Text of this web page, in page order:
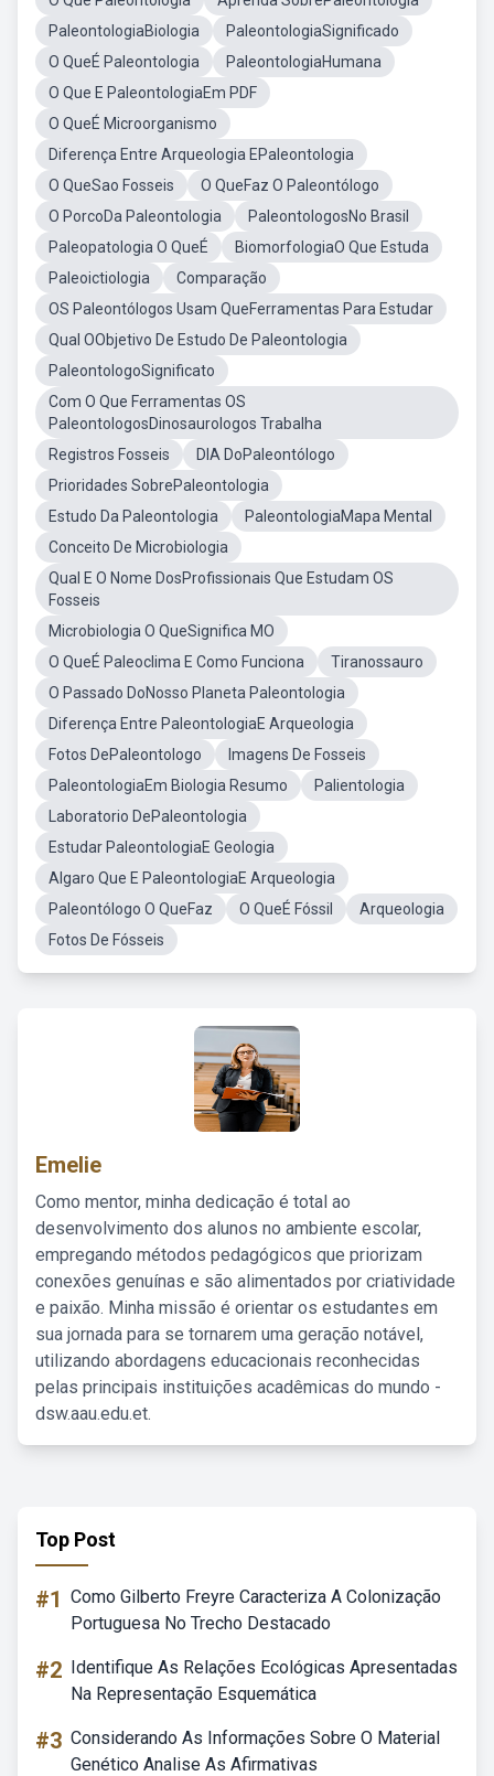
PaleontologiaBiologia
PaleontologiaSignificado
O QueÉ Paleontologia
PaleontologiaHumana
O Que E PaleontologiaEm PDF
O QueÉ Microorganismo
Diferença Entre Arqueologia EPaleontologia
O QueSao Fosseis
O QueFaz O Paleontólogo
O PorcoDa Paleontologia
PaleontologosNo Brasil
Paleopatologia O QueÉ
BiomorfologiaO Que Estuda
Paleoictiologia
Comparação
OS Paleontólogos Usam QueFerramentas Para Estudar
Qual OObjetivo De Estudo De Paleontologia
PaleontologoSignificato
Com O Que Ferramentas OS
PaleontologosDinosaurologos Trabalha
Registros Fosseis
DIA DoPaleontólogo
Prioridades SobrePaleontologia
Estudo Da Paleontologia
PaleontologiaMapa Mental
Conceito De Microbiologia
Qual E O Nome DosProfissionais Que Estudam OS
Fosseis
Microbiologia O QueSignifica MO
O QueÉ Paleoclima E Como Funciona
Tiranossauro
O Passado DoNosso Planeta Paleontologia
Diferença Entre PaleontologiaE Arqueologia
Fotos DePaleontologo
Imagens De Fosseis
PaleontologiaEm Biologia Resumo
Palientologia
Laboratorio DePaleontologia
Estudar PaleontologiaE Geologia
Algaro Que E PaleontologiaE Arqueologia
Paleontólogo O QueFaz
O QueÉ Fóssil
Arqueologia
Fotos De Fósseis
Emelie
Como mentor, minha dedicação é total ao
desenvolvimento dos alunos no ambiente escolar,
empregando métodos pedagógicos que priorizam
conexões genuínas e são alimentados por criatividade
e paixão. Minha missão é orientar os estudantes em
sua jornada para se tornarem uma geração notável,
utilizando abordagens educacionais reconhecidas
pelas principais instituições acadêmicas do mundo -
dsw.aau.edu.et.
Top Post
#1 Como Gilberto Freyre Caracteriza A Colonização
Portuguesa No Trecho Destacado
#2 Identifique As Relações Ecológicas Apresentadas
Na Representação Esquemática
#3 Considerando As Informações Sobre O Material
Genético Analise As Afirmativas